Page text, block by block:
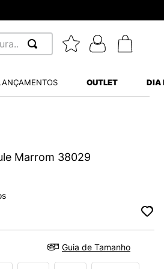
OUTLET DIA
Marrom 38029
Guia de Tamanho